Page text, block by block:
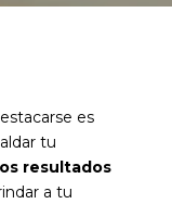
es
tu
resultados
a tu